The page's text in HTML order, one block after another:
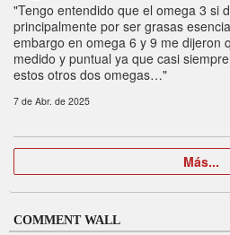
"Tengo entendido que el omega 3 si
principalmente por ser grasas
embargo en omega 6 y 9 me dijeron
medido y puntual ya que casi
estos otros dos omegas…"
7 de Abr. de 2025
Más...
COMMENT WALL